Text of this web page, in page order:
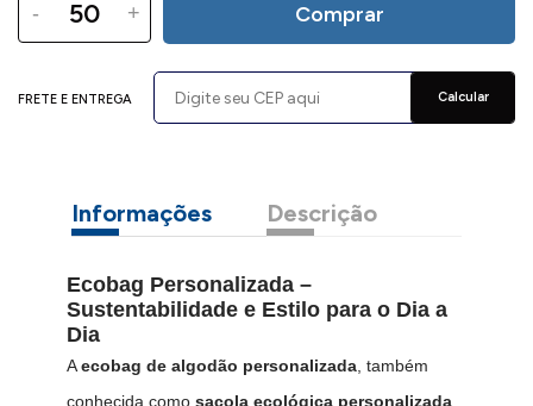
- + Comprar
FRETE E ENTREGA Calcular
Informações Descrição
Ecobag Personalizada –
Sustentabilidade e Estilo para o Dia a
Dia
Aecobag de algodão personalizada, também
conhecida como sacola ecológica personalizada